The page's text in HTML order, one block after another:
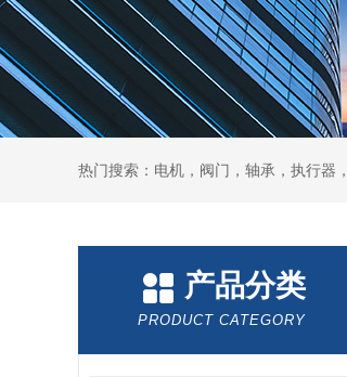
热门搜索：电机，阀门，轴承，执行器
产品分类
PRODUCT CATEGORY